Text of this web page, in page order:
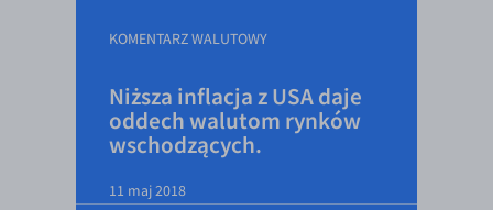
KOMENTARZ WALUTOWY
Niższa inflacja z USA daje
oddech walutom rynków
wschodzących.
11 maj 2018